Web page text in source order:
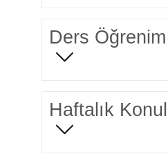
Ders Öğrenim
Haftalık